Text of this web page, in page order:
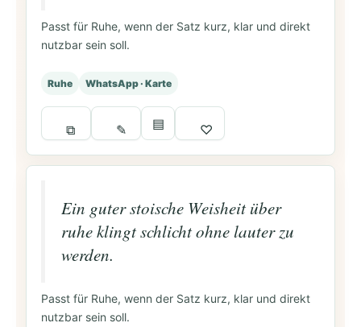
Passt für Ruhe, wenn der Satz kurz, klar und direkt
nutzbar sein soll.
Ruhe WhatsApp · Karte
⧉ ✎ ▤ ♡
Ein guter stoische Weisheit über
ruhe klingt schlicht ohne lauter zu
werden.
Passt für Ruhe, wenn der Satz kurz, klar und direkt
nutzbar sein soll.